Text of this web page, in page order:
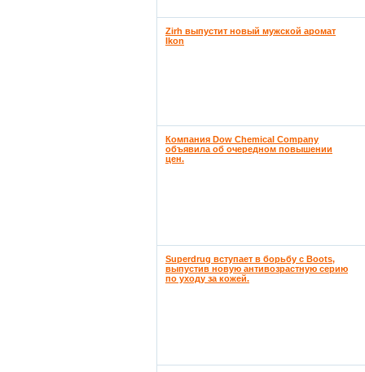
Zirh выпустит новый мужской аромат
Ikon
Компания Dow Chemical Company
объявила об очередном повышении
цен.
Superdrug вступает в борьбу с Boots,
выпустив новую антивозрастную серию
по уходу за кожей.